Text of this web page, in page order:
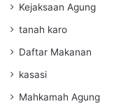
Kejaksaan Agung
tanah karo
Daftar Makanan
kasasi
Mahkamah Agung